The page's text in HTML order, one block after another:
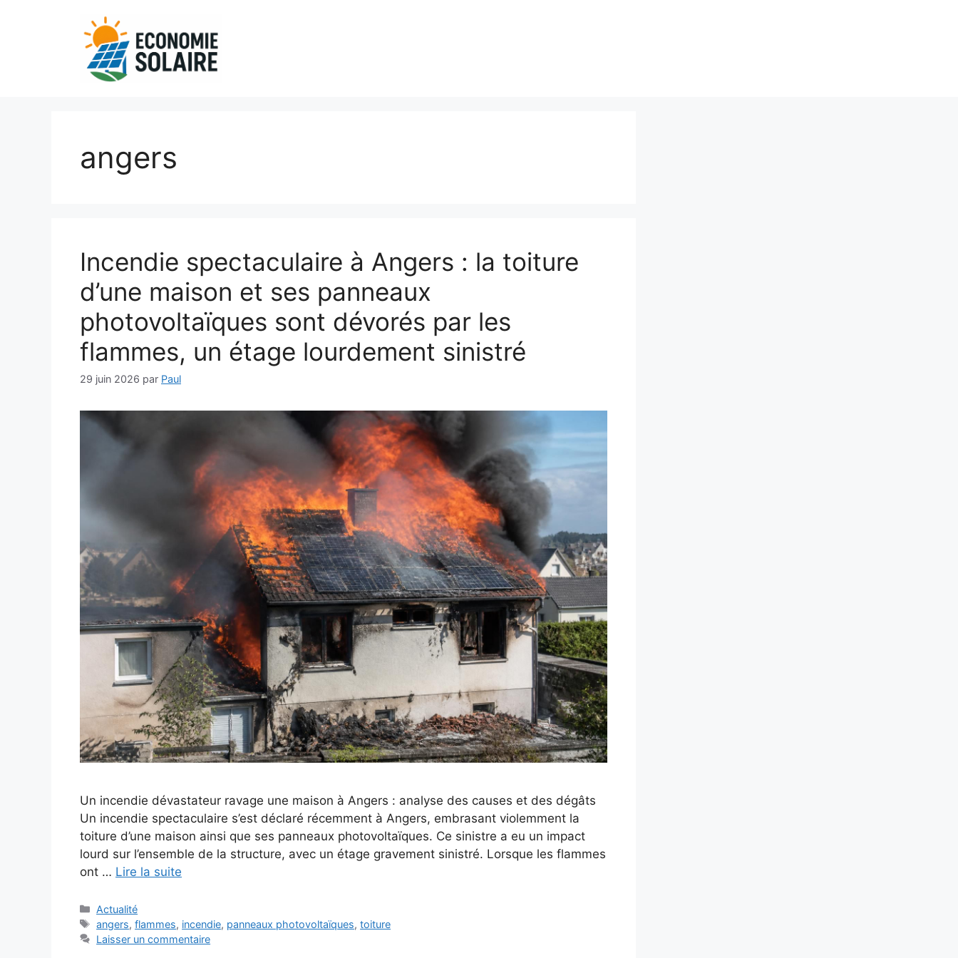
angers
Incendie spectaculaire à Angers : la toiture
d’une maison et ses panneaux
photovoltaïques sont dévorés par les
flammes, un étage lourdement sinistré
29 juin 2026 par Paul
Un incendie dévastateur ravage une maison à Angers : analyse des causes et des dégâts
Un incendie spectaculaire s’est déclaré récemment à Angers, embrasant violemment la
toiture d’une maison ainsi que ses panneaux photovoltaïques. Ce sinistre a eu un impact
lourd sur l’ensemble de la structure, avec un étage gravement sinistré. Lorsque les flammes
ont … Lire la suite
Catégories
Actualité
Étiquettes
angers,flammes, incendie, panneaux photovoltaïques,toiture
Laisser un commentaire